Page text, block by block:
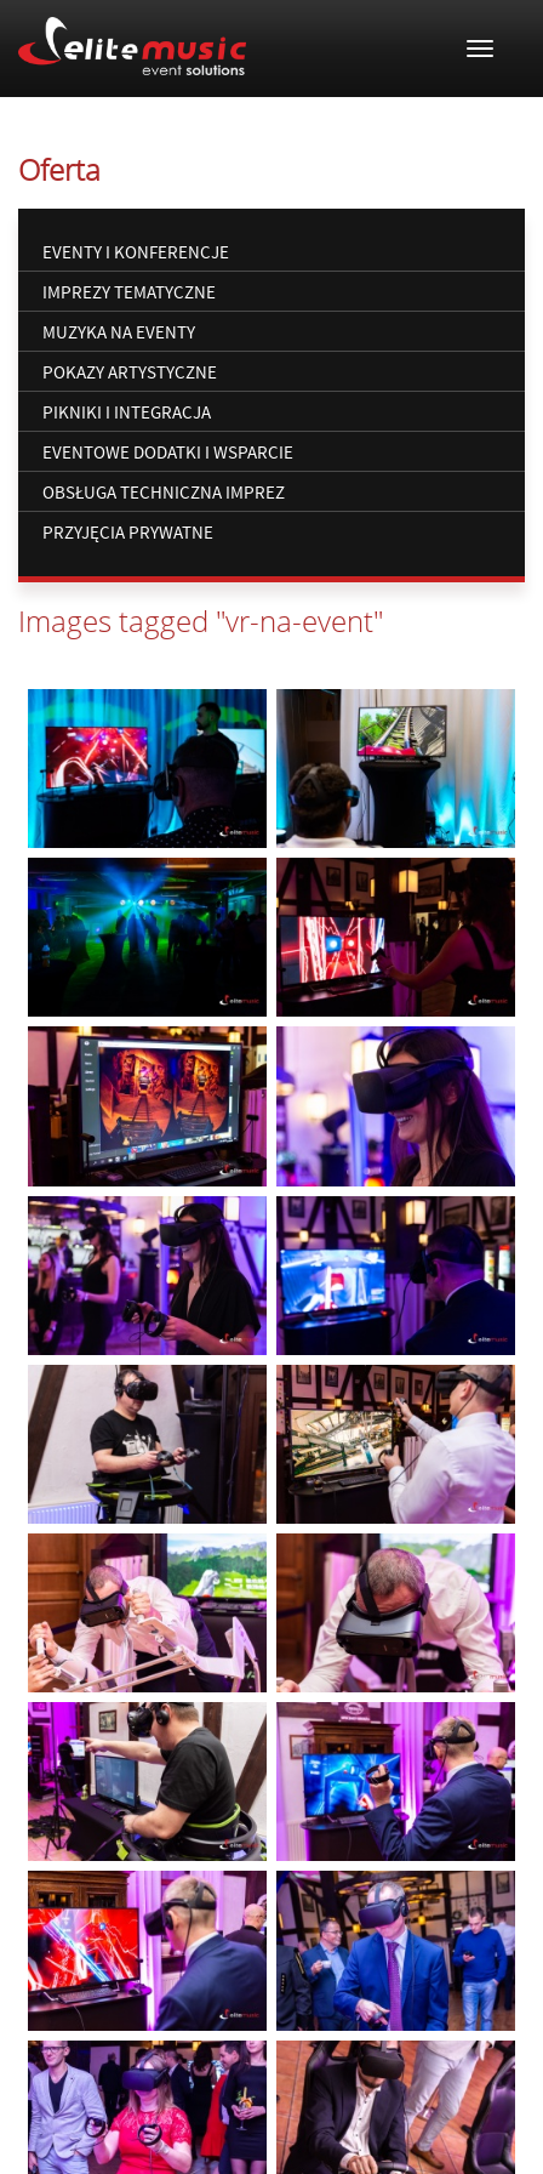
Oferta
EVENTY I KONFERENCJE
IMPREZY TEMATYCZNE
MUZYKA NA EVENTY
POKAZY ARTYSTYCZNE
PIKNIKI I INTEGRACJA
EVENTOWE DODATKI I WSPARCIE
OBSŁUGA TECHNICZNA IMPREZ
PRZYJĘCIA PRYWATNE
Images tagged "vr-na-event"